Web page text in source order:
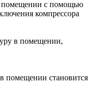
помещении с помощью
компрессора
в помещении,
помещении становится